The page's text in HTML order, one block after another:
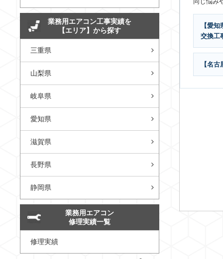
【愛
交換工
【名
業務用エアコン工事実績を
【エリア】から探す
三重県
山梨県
岐阜県
愛知県
滋賀県
長野県
静岡県
業務用エアコン
修理実績一覧
修理実績